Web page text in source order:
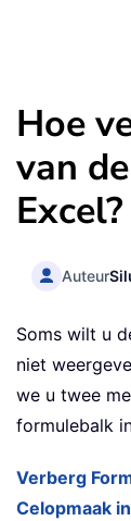
Hoe
van
Excel?
Auteur
Soms wilt u
niet
we u twee
formulebalk
Verberg
Celopmaak